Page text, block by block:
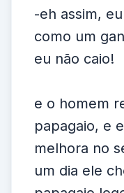
-eh assim,
como um
eu não caio!
e o homem
papagaio, e
melhora no
um dia ele